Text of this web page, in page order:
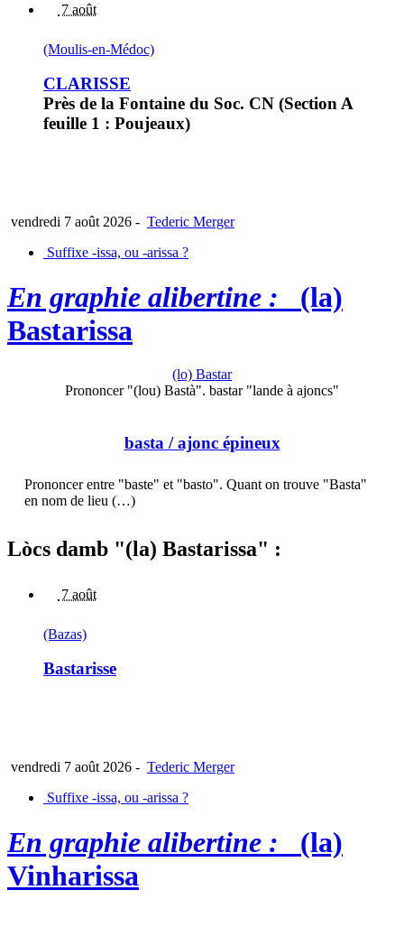
7 août
(Moulis-en-Médoc)
CLARISSE
Près de la Fontaine du Soc. CN (Section A
feuille 1 : Poujeaux)
vendredi 7 août 2026 - Tederic Merger
Suffixe -issa, ou -arissa ?
En graphie alibertine : (la)
Bastarissa
(lo) Bastar
Prononcer "(lou) Bastà". bastar "lande à ajoncs"
basta / ajonc épineux
Prononcer entre "baste" et "basto". Quant on trouve "Basta"
en nom de lieu (…)
Lòcs damb "(la) Bastarissa" :
7 août
(Bazas)
Bastarisse
vendredi 7 août 2026 - Tederic Merger
Suffixe -issa, ou -arissa ?
En graphie alibertine : (la)
Vinharissa